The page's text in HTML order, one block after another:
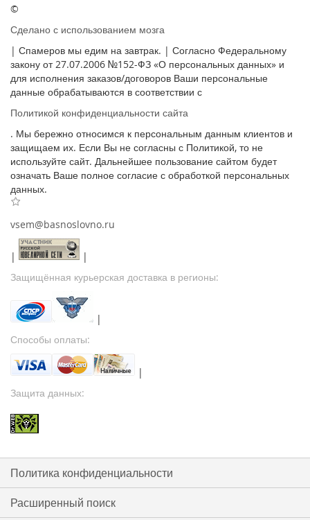
©
Сделано с использованием мозга
| Спамеров мы едим на завтрак. | Согласно Федеральному
закону от 27.07.2006 №152-ФЗ «О персональных данных» и
для исполнения заказов/договоров Ваши персональные
данные обрабатываются в соответствии с
Политикой конфиденциальности сайта
. Мы бережно относимся к персональным данным клиентов и
защищаем их. Если Вы не согласны с Политикой, то не
используйте сайт. Дальнейшее пользование сайтом будет
означать Ваше полное согласие с обработкой персональных
данных.
vsem@basnoslovno.ru
|
|
Защищённая курьерская доставка в регионы:
|
Способы оплаты:
|
Защита данных:
Политика конфиденциальности
Расширенный поиск